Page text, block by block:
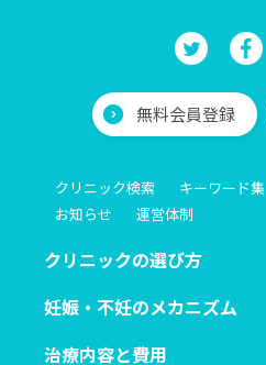
無料会員登録
クリニック検索 キーワード集
お知らせ
運営体制
クリニックの選び方
妊娠・不妊のメカニズム
治療内容と費用